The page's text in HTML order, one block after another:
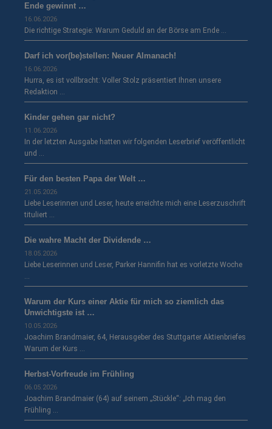
Ende gewinnt …
16.06.2026
Die richtige Strategie: Warum Geduld an der Börse am Ende …
Darf ich vor(be)stellen: Neuer Almanach!
16.06.2026
Hurra, es ist vollbracht: Voller Stolz präsentiert Ihnen unsere
Redaktion …
Kinder gehen gar nicht?
11.06.2026
In der letzten Ausgabe hatten wir folgenden Leserbrief veröffentlicht
und …
Für den besten Papa der Welt …
21.05.2026
Liebe Leserinnen und Leser, heute erreichte mich eine Leserzuschrift
tituliert …
Die wahre Macht der Dividende …
18.05.2026
Liebe Leserinnen und Leser, Parker Hannifin hat es vorletzte Woche
…
Warum der Kurs einer Aktie für mich so ziemlich das
Unwichtigste ist …
10.05.2026
Joachim Brandmaier, 64, Herausgeber des Stuttgarter Aktienbriefes
Warum der Kurs …
Herbst-Vorfreude im Frühling
06.05.2026
Joachim Brandmaier (64) auf seinem „Stückle“: „Ich mag den
Frühling …